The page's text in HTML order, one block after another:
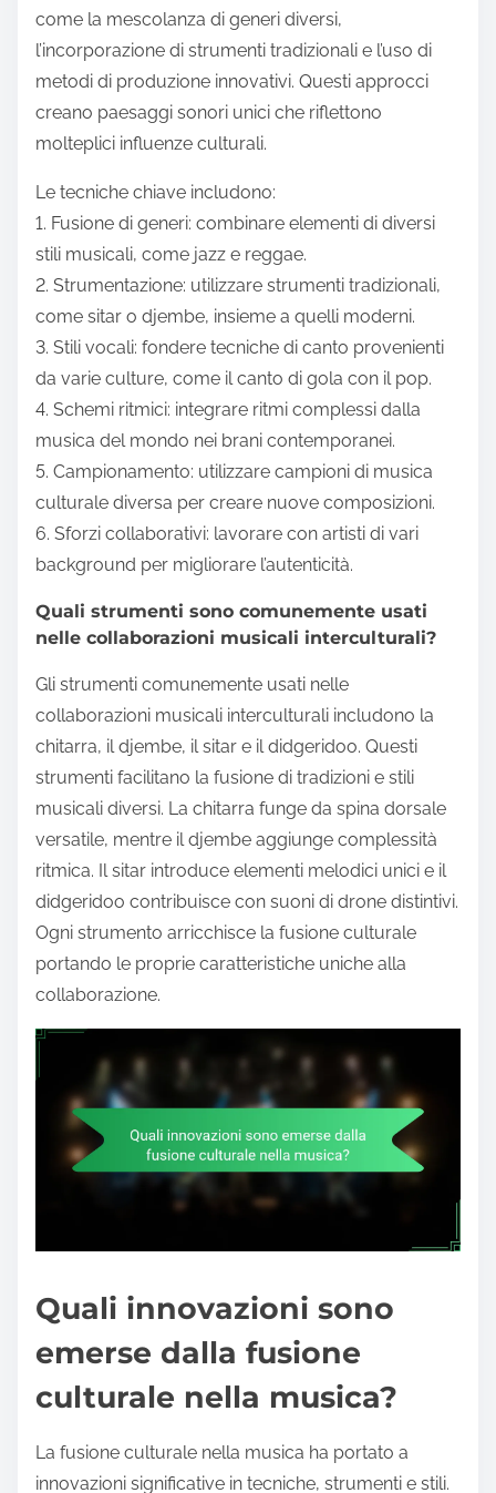
come la mescolanza di generi diversi,
l’incorporazione di strumenti tradizionali e l’uso di
metodi di produzione innovativi. Questi approcci
creano paesaggi sonori unici che riflettono
molteplici influenze culturali.
Le tecniche chiave includono:
1. Fusione di generi: combinare elementi di diversi
stili musicali, come jazz e reggae.
2. Strumentazione: utilizzare strumenti tradizionali,
come sitar o djembe, insieme a quelli moderni.
3. Stili vocali: fondere tecniche di canto provenienti
da varie culture, come il canto di gola con il pop.
4. Schemi ritmici: integrare ritmi complessi dalla
musica del mondo nei brani contemporanei.
5. Campionamento: utilizzare campioni di musica
culturale diversa per creare nuove composizioni.
6. Sforzi collaborativi: lavorare con artisti di vari
background per migliorare l’autenticità.
Quali strumenti sono comunemente usati
nelle collaborazioni musicali interculturali?
Gli strumenti comunemente usati nelle
collaborazioni musicali interculturali includono la
chitarra, il djembe, il sitar e il didgeridoo. Questi
strumenti facilitano la fusione di tradizioni e stili
musicali diversi. La chitarra funge da spina dorsale
versatile, mentre il djembe aggiunge complessità
ritmica. Il sitar introduce elementi melodici unici e il
didgeridoo contribuisce con suoni di drone distintivi.
Ogni strumento arricchisce la fusione culturale
portando le proprie caratteristiche uniche alla
collaborazione.
Quali innovazioni sono
emerse dalla fusione
culturale nella musica?
La fusione culturale nella musica ha portato a
innovazioni significative in tecniche, strumenti e stili.